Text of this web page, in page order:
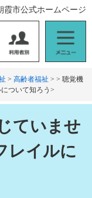
ニ
ュ
ー
霞市公式ホームページ
> 高齢者福祉 > > 聴覚機
ついて知ろう>
ていませ
レイルに